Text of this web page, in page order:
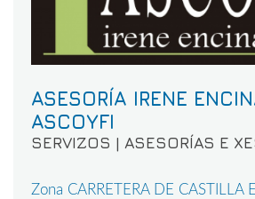
ASESORÍA IRENE
ASCOYFI
SERVIZOS | ASESORÍAS E
Zona CARRETERA DE CASTILLA